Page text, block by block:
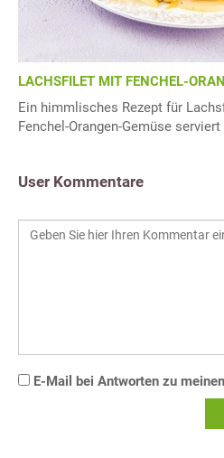
LACHSFILET MIT FENCHEL-
Ein himmlisches Rezept für
Fenchel-Orangen-Gemüse serviert
User Kommentare
E-Mail bei Antworten zu